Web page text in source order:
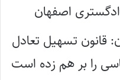
اصفهان
قانون تسهیل تعادل
را بر هم زده است